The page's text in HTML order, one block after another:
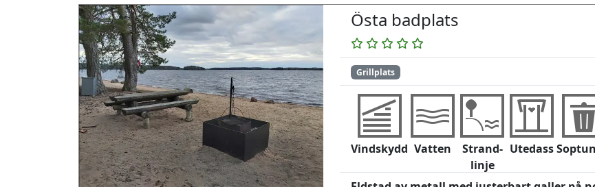
Östa badplats
Grillplats
Vindskydd Vatten
Strand-
linje
Utedass